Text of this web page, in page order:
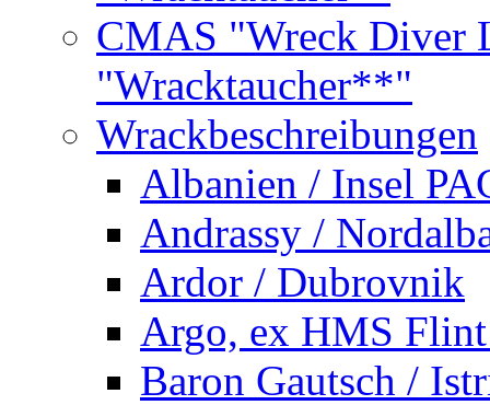
CMAS "Wreck Diver
"Wracktaucher**"
Wrackbeschreibungen
Albanien / Insel
Andrassy /
Ardor / Dubrovnik
Argo, ex HMS
Baron Gautsch /